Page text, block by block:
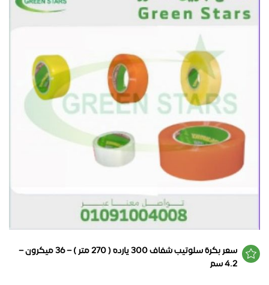
سعر بكرة سلوتيب شفاف 300 يارده ( 270 متر ) – 36 ميكرون –
4.2 سم